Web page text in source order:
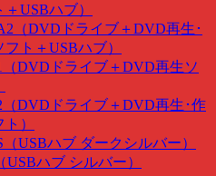
＋USBハブ）
（DVDドライブ＋DVD再生･
ト＋USBハブ）
（DVDドライブ＋DVD再生ソ
（DVDドライブ＋DVD再生･作
）
（USBハブ ダークシルバー）
USBハブ シルバー）